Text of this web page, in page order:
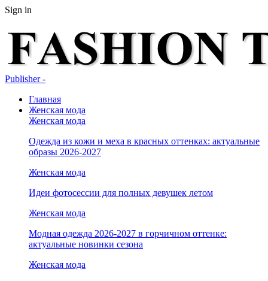
Sign in
Publisher -
Главная
Женская мода
Женская мода
Одежда из кожи и меха в красных оттенках: актуальные
образы 2026-2027
Женская мода
Идеи фотосессии для полных девушек летом
Женская мода
Модная одежда 2026-2027 в горчичном оттенке:
актуальные новинки сезона
Женская мода